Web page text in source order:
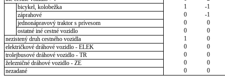
bicykel, kolobežka
1
-1
záprahové
0
-1
jednonápravový traktor s prívesom
0
0
ostatné iné cestné vozidlo
0
0
nezistený druh cestného vozidla
1
0
električkové dráhové vozidlo - ELEK
0
0
trolejbusové dráhové vozidlo - TR
0
0
železničné dráhové vozidlo - ZE
0
0
nezadané
0 0